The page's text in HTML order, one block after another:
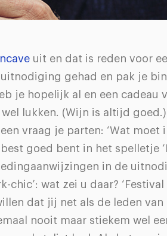
uit en dat is reden voor
gehad en pak je
je hopelijk al en een cadeau
lukken. (Wijn is altijd
vraag je parten: ‘Wat moet
goed bent in het spelletje
in de
chic’: wat zei u daar?
dat jij net als de leden van
nooit maar stiekem wel